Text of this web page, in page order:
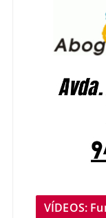
VÍDEOS: